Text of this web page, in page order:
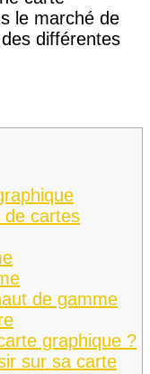
le marché de
différentes
de cartes
de gamme
graphique ?
sur sa carte